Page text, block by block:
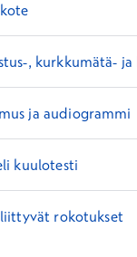
, kurkkumätä-
ja audiogrammi
kuulotesti
rokotukset